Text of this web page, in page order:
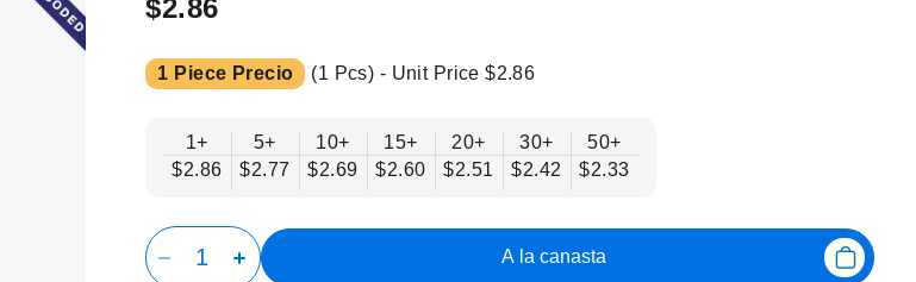
$2.86
1 Piece Precio (1 Pcs) - Unit Price$2.86
1+
$2.86
5+
$2.77
10+
$2.69
15+
$2.60
20+
$2.51
30+
$2.42
50+
$2.33
A la canasta